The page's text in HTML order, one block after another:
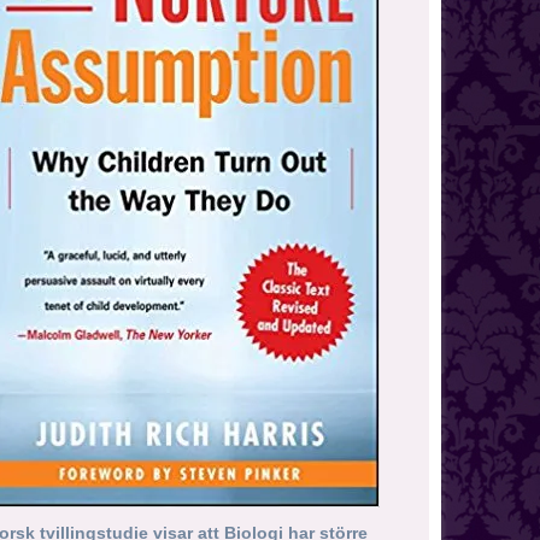
tvillingstudie visar att Biologi har större